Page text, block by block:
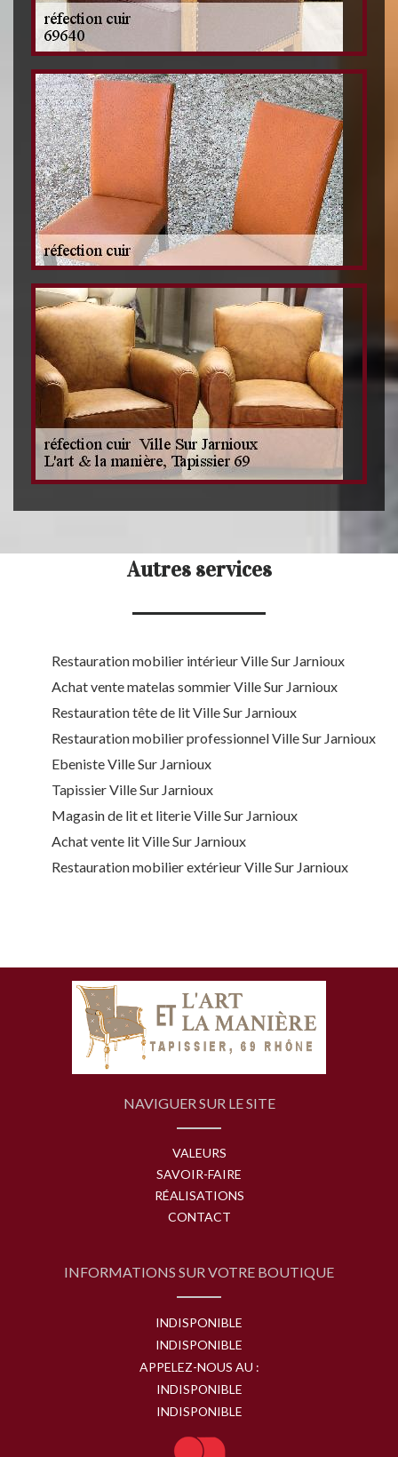
Autres services
Restauration mobilier intérieur Ville Sur Jarnioux
Achat vente matelas sommier Ville Sur Jarnioux
Restauration tête de lit Ville Sur Jarnioux
Restauration mobilier professionnel Ville Sur Jarnioux
Ebeniste Ville Sur Jarnioux
Tapissier Ville Sur Jarnioux
Magasin de lit et literie Ville Sur Jarnioux
Achat vente lit Ville Sur Jarnioux
Restauration mobilier extérieur Ville Sur Jarnioux
NAVIGUER SUR LE SITE
VALEURS
SAVOIR-FAIRE
RÉALISATIONS
CONTACT
INFORMATIONS SUR VOTRE BOUTIQUE
INDISPONIBLE
INDISPONIBLE
APPELEZ-NOUS AU :
INDISPONIBLE
INDISPONIBLE